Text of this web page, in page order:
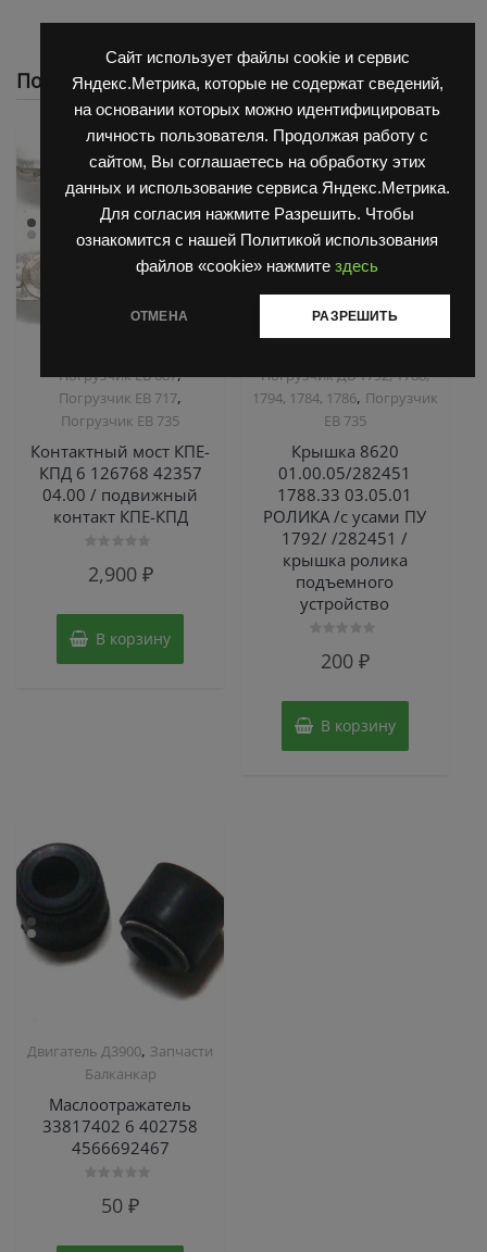
Сайт использует файлы cookie и сервис
Яндекс.Метрика, которые не содержат сведений,
на основании которых можно идентифицировать
личность пользователя. Продолжая работу с
сайтом, Вы соглашаетесь на обработку этих
данных и использование сервиса Яндекс.Метрика.
Для согласия нажмите Разрешить. Чтобы
ознакомится с нашей Политикой использования
файлов «cookie» нажмите здесь
ОТМЕНА РАЗРЕШИТЬ
Похожие
Погрузчик ЕВ 687,
Погрузчик ЕВ 717,
Погрузчик ЕВ 735
Контактный мост КПЕ-
КПД 6 126768 42357
04.00 / подвижный
контакт КПЕ-КПД
02,900 ₽
В корзину
Погрузчик ДВ 1792, 1788,
1794, 1784, 1786, Погрузчик
ЕВ 735
Крышка 8620
01.00.05/282451
1788.33 03.05.01
РОЛИКА /с усами ПУ
1792/ /282451 /
крышка ролика
подъемного
устройство
200 ₽
В корзину
Двигатель Д3900, Запчасти
Балканкар
Маслоотражатель
33817402 6 402758
4566692467
50₽